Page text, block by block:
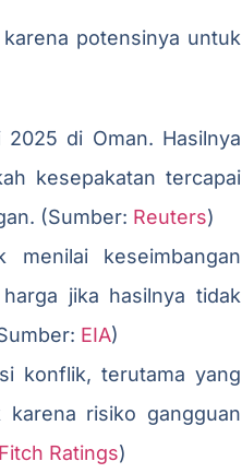
potensinya untuk
2025 di Oman. Hasilnya
kesepakatan tercapai
(Sumber: Reuters)
keseimbangan
jika hasilnya tidak
EIA)
konflik, terutama yang
karena risiko gangguan
Fitch Ratings)